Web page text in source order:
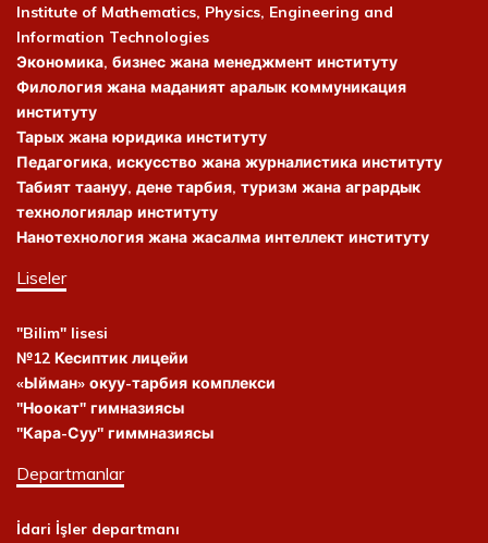
Institute of Mathematics, Physics, Engineering and
Information Technologies
Экономика, бизнес жана менеджмент институту
Филология жана маданият аралык коммуникация
институту
Тарых жана юридика институту
Педагогика, искусство жана журналистика институту
Табият таануу, дене тарбия, туризм жана агрардык
технологиялар институту
Нанотехнология жана жасалма интеллект институту
Liseler
"Bilim" lisesi
№12 Кесиптик лицейи
«Ыйман» окуу-тарбия комплекси
"Ноокат" гимназиясы
"Кара-Суу" гиммназиясы
Departmanlar
İdari İşler departmanı